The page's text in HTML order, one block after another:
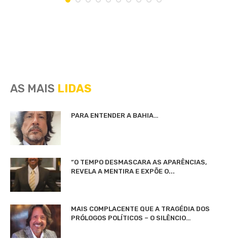
AS MAIS LIDAS
PARA ENTENDER A BAHIA…
“O TEMPO DESMASCARA AS APARÊNCIAS,
REVELA A MENTIRA E EXPÕE O...
MAIS COMPLACENTE QUE A TRAGÉDIA DOS
PRÓLOGOS POLÍTICOS – O SILÊNCIO…